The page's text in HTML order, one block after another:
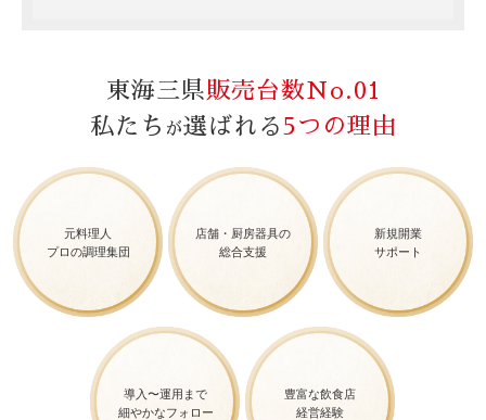
東海三県販売台数No.01
私たち が選ばれる5つの理由
元料理人
プロの調理集団
店舗・厨房器具の
総合支援
新規開業
サポート
導入〜運用まで
細やかなフォロー
豊富な飲食店
経営経験